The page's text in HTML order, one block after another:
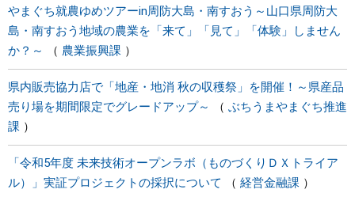
やまぐち就農ゆめツアーin周防大島・南すおう～山口県周防大
島・南すおう地域の農業を「来て」「見て」「体験」しません
か？～
農業振興課
県内販売協力店で「地産・地消 秋の収穫祭」を開催！～県産品
売り場を期間限定でグレードアップ～
ぶちうまやまぐち推進
課
「令和5年度 未来技術オープンラボ（ものづくりＤＸトライア
ル）」実証プロジェクトの採択について
経営金融課